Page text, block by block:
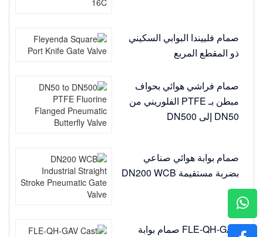
صمام فلييندا البوابي السكيني
ذو المقطع المربع
صمام فراشي هوائي بحواف
مبطن بـ PTFE الفلوريني من
DN50 إلى DN500
صمام بوابة هوائي صناعي
بضربة مستقيمة DN200 WCB
FLE-QH-GAV صمام بوابة